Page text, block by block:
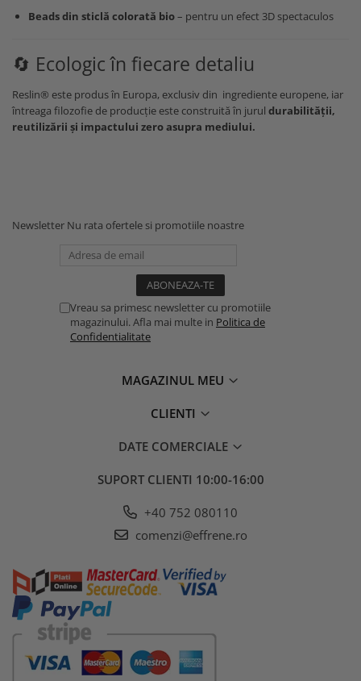
Beads din sticlă colorată bio– pentru un efect 3D spectaculos
🔄 Ecologic în fiecare detaliu
Reslin® este produs în Europa, exclusiv din ingrediente europene, iar
întreaga filozofie de producție este construită în jurul durabilității,
reutilizării și impactului zero asupra mediului.
Newsletter Nu rata ofertele si promotiile noastre
Vreau sa primesc newsletter cu promotiile
magazinului. Afla mai multe in Politica de
Confidentialitate
MAGAZINUL MEU
CLIENTI
DATE COMERCIALE
SUPORT CLIENTI 10:00-16:00
+40 752 080110
comenzi@effrene.ro